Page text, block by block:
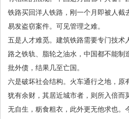
铁路买回洋人铁路，刚一个月即被人截
易发盗窃案件。可见管理之难。
五是人才难觅。建筑铁路需要专门技术
路之铁轨、脂轮之油水，中国都不能
批外债，结果几至亡国。
六是破坏社会结构。火车通行之地，原
犹有余财，其居近城市者，则所入倍而
无自生，粝食粗衣，此外更无他求也。